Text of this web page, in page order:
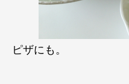
ピザにも。